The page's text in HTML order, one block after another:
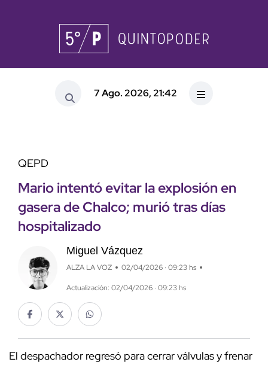
7 Ago. 2026, 21:42
QEPD
Mario intentó evitar la explosión en
gasera de Chalco; murió tras días
hospitalizado
Miguel Vázquez
ALZA LA VOZ 02/04/2026 · 09:23 hs
Actualización: 02/04/2026 · 09:23 hs
El despachador regresó para cerrar válvulas y frenar